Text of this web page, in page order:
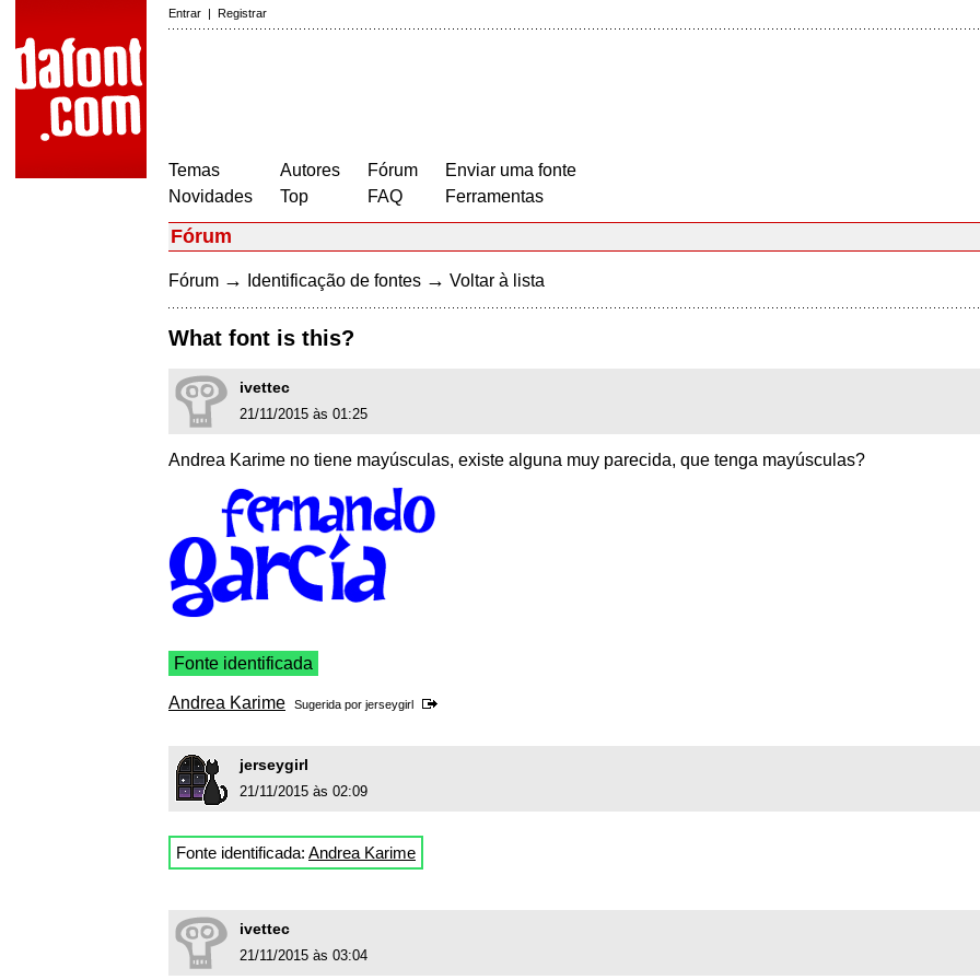
Entrar | Registrar
Temas
Novidades
Autores
Top
Fórum
FAQ
Enviar uma fonte
Ferramentas
Fórum
Fórum → Identificação de fontes → Voltar à lista
What font is this?
ivettec
21/11/2015 às 01:25
Andrea Karime no tiene mayúsculas, existe alguna muy parecida, que tenga mayúsculas?
Fonte identificada
Andrea Karime Sugerida por jerseygirl
jerseygirl
21/11/2015 às 02:09
Fonte identificada: Andrea Karime
ivettec
21/11/2015 às 03:04